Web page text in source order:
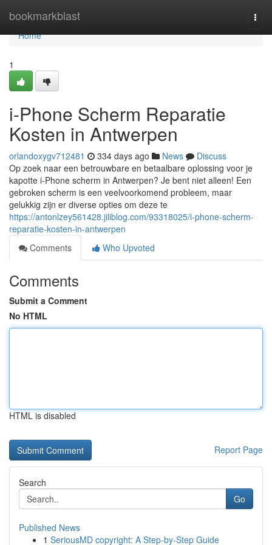
bookmarkblast
Home
Home
1
i-Phone Scherm Reparatie
Kosten in Antwerpen
orlandoxygv712481 334 days ago News
Discuss
Op zoek naar een betrouwbare en betaalbare oplossing voor je
kapotte i-Phone scherm in Antwerpen? Je bent niet alleen! Een
gebroken scherm is een veelvoorkomend probleem, maar
gelukkig zijn er diverse opties om deze te
https://antonlzey561428.jiliblog.com/93318025/i-phone-scherm-
reparatie-kosten-in-antwerpen
Comments
Who Upvoted
Comments
Submit a Comment
No HTML
HTML is disabled
Report Page
Search
Go
Published News
1 SeriousMD copyright: A Step-by-Step Guide